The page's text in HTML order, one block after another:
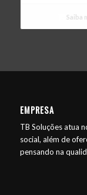
Saiba
EMPRESA
TB Soluções atua
social, além de
pensando na